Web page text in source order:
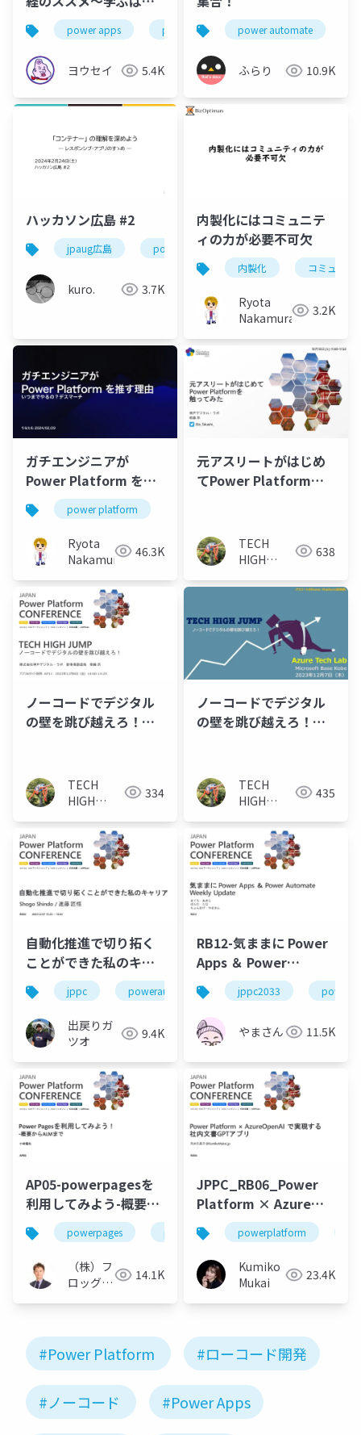
似ぶから始まる～
power apps power platform
ヨウセイ 5.4K
power automate
ふらり 10.9K
ハッカソン広島 #2
jpaug広島 power apps power platform
kuro. 3.7K
内製化にはコミュニテ
ィの力が必要不可欠
内製化 コミュニテ
Ryota
Nakamura
3.2K
ガチエンジニアが
Power Platform を推
す理由power platform
Ryota
Nakamura
46.3K
元アスリートがはじめ
てPower Platformを
TECH
HIGH
藤
638
ノーコードでデジタル
の壁を跳び越えろ！
TECH
HIGH
334
ノーコードでデジタル
の壁を跳び越えろ！
TECH
HIGH
435
自動化推進で切り拓く
ことができた私のキャ
リア
jppc powerautomate rb02
出戻りガ
ツオ
9.4K
RB12-気ままに Power
Apps ＆ Power
Automate Weekly
Update
jppc2033 power
やまさん 11.5K
AP05-powerpagesを
利用してみよう-概要か
らALMまでpowerpages powerplatform jppc2023
（株）フ
ロッグポ
14.1K
JPPC_RB06_Power
Platform × Azure
OpenAI で実現する社
内文書GPTアプリ
powerplatform
Kumiko
Mukai
23.4K
#Power Platform #ローコード開発
#ノーコード #Power Apps